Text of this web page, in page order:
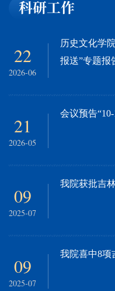
科研工作
22
2026-06
历史文化学
报送”专题报
21
2026-05
会议预告
09
2025-07
我院获批吉
09
2025-07
我院喜中8项